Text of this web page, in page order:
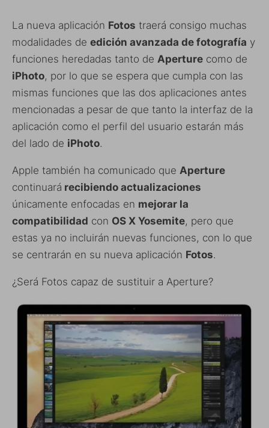
La nueva aplicación Fotos traerá consigo muchas
modalidades de edición avanzada de fotografía y
funciones heredadas tanto de Aperture como de
iPhoto, por lo que se espera que cumpla con las
mismas funciones que las dos aplicaciones antes
mencionadas a pesar de que tanto la interfaz de la
aplicación como el perfil del usuario estarán más
del lado de iPhoto.
Apple también ha comunicado que Aperture
continuará recibiendo actualizaciones
únicamente enfocadas en mejorar la
compatibilidad con OS X Yosemite, pero que
estas ya no incluirán nuevas funciones, con lo que
se centrarán en su nueva aplicación Fotos.
¿Será Fotos capaz de sustituir a Aperture?